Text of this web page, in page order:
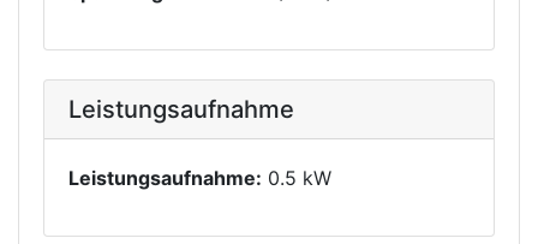
Leistungsaufnahme
Leistungsaufnahme: 0.5 kW